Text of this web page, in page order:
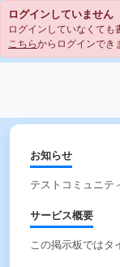
ログインしていません
ログインしていなくても
こちらからログインでき
お知らせ
テストコミュニテ
サービス概要
この掲示板ではタ